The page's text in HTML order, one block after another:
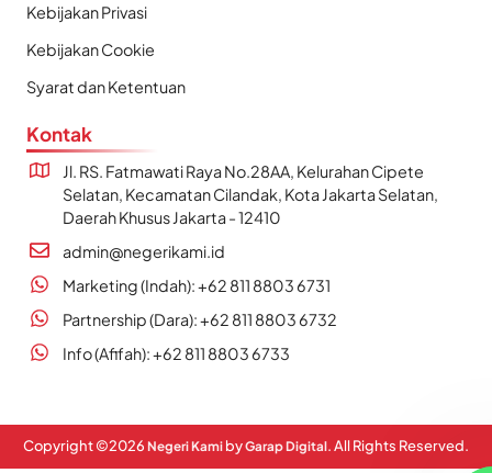
Kebijakan Privasi
Kebijakan Cookie
Syarat dan Ketentuan
Kontak
Jl. RS. Fatmawati Raya No.28AA, Kelurahan Cipete
Selatan, Kecamatan Cilandak, Kota Jakarta Selatan,
Daerah Khusus Jakarta - 12410
admin@negerikami.id
Marketing (Indah): +62 811 8803 6731
Partnership (Dara): +62 811 8803 6732
Info (Afifah): +62 811 8803 6733
Copyright ©2026 Negeri Kami byGarap Digital. All Rights Reserved.